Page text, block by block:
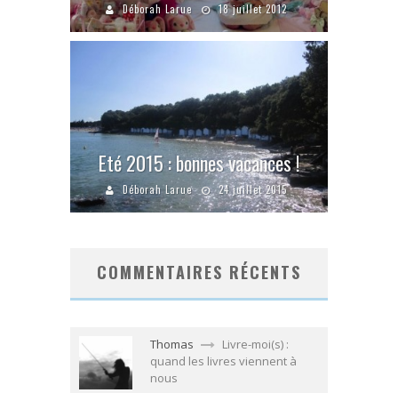
Déborah Larue 18 juillet 2012
Eté 2015 : bonnes vacances !
Déborah Larue 24 juillet 2015
COMMENTAIRES RÉCENTS
Thomas
Livre-moi(s) :
quand les livres viennent à
nous